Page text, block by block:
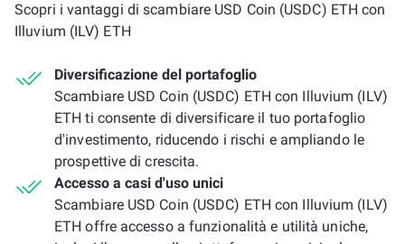
Scopri i vantaggi di scambiare USD Coin (USDC) ETH con
Illuvium (ILV) ETH
Diversificazione del portafoglio
Scambiare USD Coin (USDC) ETH con Illuvium (ILV)
ETH ti consente di diversificare il tuo portafoglio
d'investimento, riducendo i rischi e ampliando le
prospettive di crescita.
Accesso a casi d'uso unici
Scambiare USD Coin (USDC) ETH con Illuvium (ILV)
ETH offre accesso a funzionalità e utilità uniche,